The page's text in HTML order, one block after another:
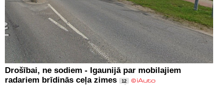
Drošībai, ne sodiem - Igaunijā par mobilajiem
radariem brīdinās ceļa zimes
12